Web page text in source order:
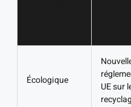
Écologique
UE sur